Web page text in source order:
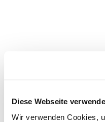
Diese Webseite
Wir verwenden Cookies,